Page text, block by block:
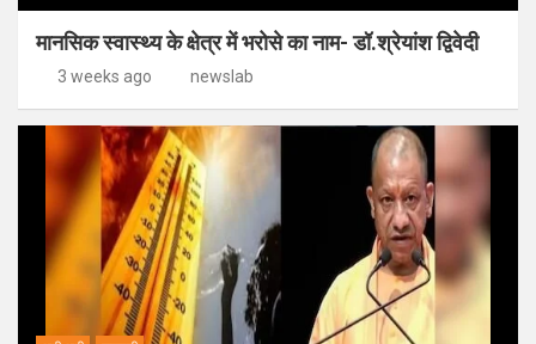
मानसिक स्वास्थ्य के क्षेत्र में भरोसे का नाम- डॉ.श्रेयांश द्विवेदी
3 weeks ago newslab